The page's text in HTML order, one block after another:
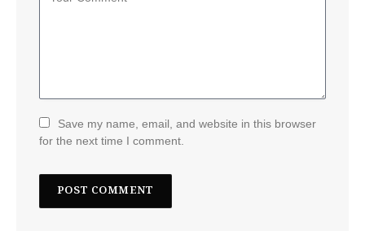
Save my name, email, and website in this browser
for the next time I comment.